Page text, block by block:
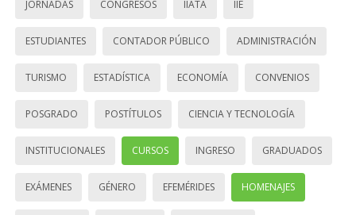
JORNADAS CONGRESOS IIATA IIE
ESTUDIANTES CONTADOR PÚBLICO ADMINISTRACIÓN
TURISMO ESTADÍSTICA ECONOMÍA CONVENIOS
POSGRADO POSTÍTULOS CIENCIA Y TECNOLOGÍA
INSTITUCIONALES CURSOS INGRESO GRADUADOS
EXÁMENES GÉNERO EFEMÉRIDES HOMENAJES